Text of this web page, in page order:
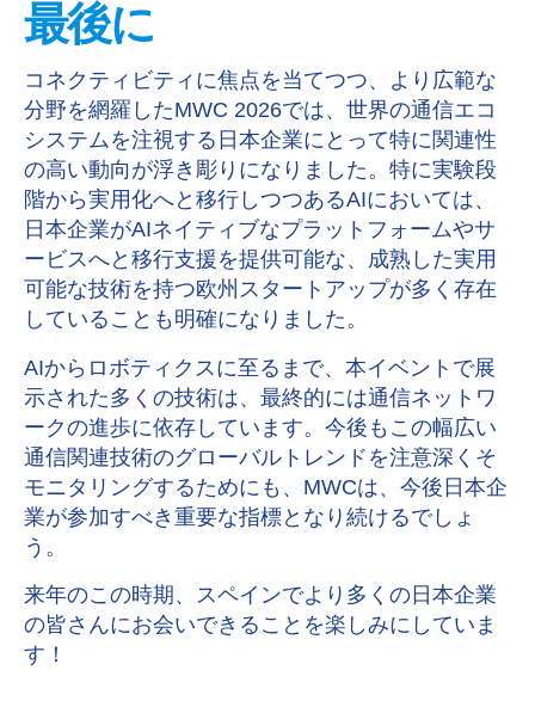
最後に
コネクティビティに焦点を当てつつ、より広範な
分野を網羅したMWC 2026では、世界の通信エコ
システムを注視する日本企業にとって特に関連性
の高い動向が浮き彫りになりました。特に実験段
階から実用化へと移行しつつあるAIにおいては、
日本企業がAIネイティブなプラットフォームやサ
ービスへと移行支援を提供可能な、成熟した実用
可能な技術を持つ欧州スタートアップが多く存在
していることも明確になりました。
AIからロボティクスに至るまで、本イベントで展
示された多くの技術は、最終的には通信ネットワ
ークの進歩に依存しています。今後もこの幅広い
通信関連技術のグローバルトレンドを注意深くそ
モニタリングするためにも、 MWCは、今後日本企
業が参加すべき重要な指標となり続けるでしょ
う。
来年のこの時期、スペインでより多くの日本企業
の皆さんにお会いできることを楽しみにしていま
す！